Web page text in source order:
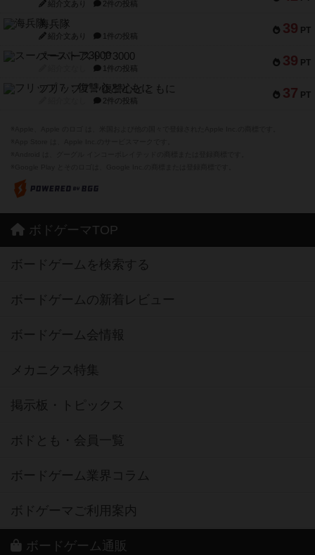
紹介文あり 2件の投稿
39 PT
海兵隊
紹介文あり 1件の投稿
39 PT
スーパーストア3000
1件の投稿
37 PT
フリップ７：復讐心とともに
2件の投稿
ボドゲーマTOP
ボードゲームを検索する
ボードゲームの新着レビュー
ボードゲーム会情報
メカニクス特集
掲示板・トピックス
ボドとも・会員一覧
ボードゲーム業界コラム
ボドゲーマご利用案内
ボードゲーム通販